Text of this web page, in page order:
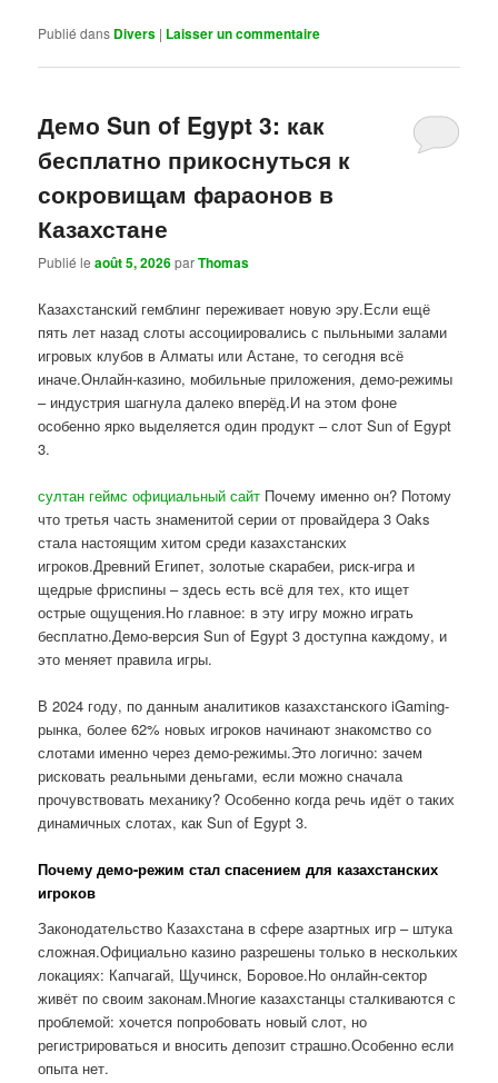
Publié dans Divers | Laisser un commentaire
Демо Sun of Egypt 3: как
бесплатно прикоснуться к
сокровищам фараонов в
Казахстане
Publié leaoût 5, 2026parThomas
Казахстанский гемблинг переживает новую эру.Если ещё
пять лет назад слоты ассоциировались с пыльными залами
игровых клубов в Алматы или Астане, то сегодня всё
иначе.Онлайн-казино, мобильные приложения, демо-режимы
– индустрия шагнула далеко вперёд.И на этом фоне
особенно ярко выделяется один продукт – слот Sun of Egypt
3.
султан геймс официальный сайт Почему именно он? Потому
что третья часть знаменитой серии от провайдера 3 Oaks
стала настоящим хитом среди казахстанских
игроков.Древний Египет, золотые скарабеи, риск-игра и
щедрые фриспины – здесь есть всё для тех, кто ищет
острые ощущения.Но главное: в эту игру можно играть
бесплатно.Демо-версия Sun of Egypt 3 доступна каждому, и
это меняет правила игры.
В 2024 году, по данным аналитиков казахстанского iGaming-
рынка, более 62% новых игроков начинают знакомство со
слотами именно через демо-режимы.Это логично: зачем
рисковать реальными деньгами, если можно сначала
прочувствовать механику? Особенно когда речь идёт о таких
динамичных слотах, как Sun of Egypt 3.
Почему демо-режим стал спасением для казахстанских
игроков
Законодательство Казахстана в сфере азартных игр – штука
сложная.Официально казино разрешены только в нескольких
локациях: Капчагай, Щучинск, Боровое.Но онлайн-сектор
живёт по своим законам.Многие казахстанцы сталкиваются с
проблемой: хочется попробовать новый слот, но
регистрироваться и вносить депозит страшно.Особенно если
опыта нет.